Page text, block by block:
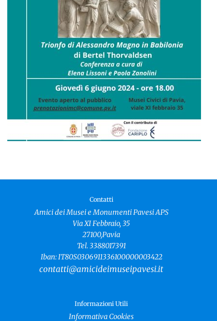
Contatti
Amici dei Musei e Monumenti Pavesi APS
Via XI Febbraio, 35
27100,Pavia
Tel. 3388017391
Iban: IT80S0306911336100000003422
contatti@amicideimuseipavesi.it
Informazioni Utili
Informativa Cookies